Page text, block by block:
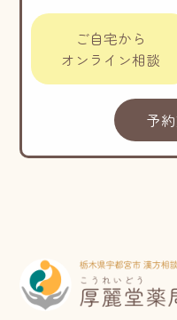
ご自宅から
オンライン相談
予